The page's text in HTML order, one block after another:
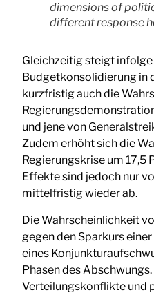
dimensions of
different response
Gleichzeitig steigt infolge
Budgetkonsolidierung in
kurzfristig auch die
und jene von
Zudem erhöht sich die
Regierungskrise um 17,5
Effekte sind jedoch nur
mittelfristig wieder ab.
Die Wahrscheinlichkeit
gegen den Sparkurs
eines
Phasen des
Verteilungskonflikte und